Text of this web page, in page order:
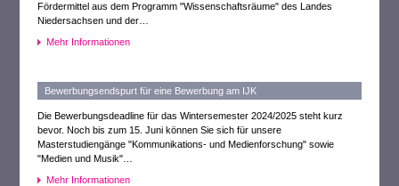
Fördermittel aus dem Programm "Wissenschaftsräume" des Landes
Niedersachsen und der…
Mehr Informationen
Bewerbungsendspurt für eine Bewerbung am IJK
Die Bewerbungsdeadline für das Wintersemester 2024/2025 steht kurz
bevor. Noch bis zum 15. Juni können Sie sich für unsere
Masterstudiengänge "Kommunikations- und Medienforschung" sowie
"Medien und Musik"…
Mehr Informationen